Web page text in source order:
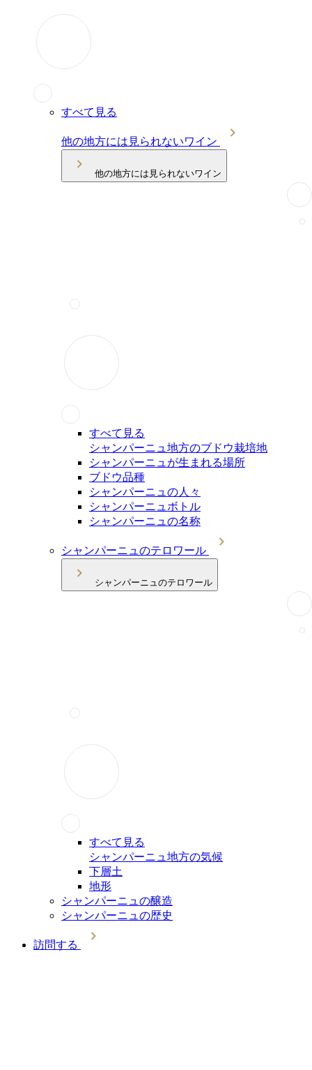
すべて見る
他の地方には見られないワイン
他の地方には見られないワイン
すべて見る
シャンパーニュ地方のブドウ栽培地
シャンパーニュが生まれる場所
ブドウ品種
シャンパーニュの人々
シャンパーニュボトル
シャンパーニュの名称
シャンパーニュのテロワール
シャンパーニュのテロワール
すべて見る
シャンパーニュ地方の気候
下層土
地形
シャンパーニュの醸造
シャンパーニュの歴史
訪問する